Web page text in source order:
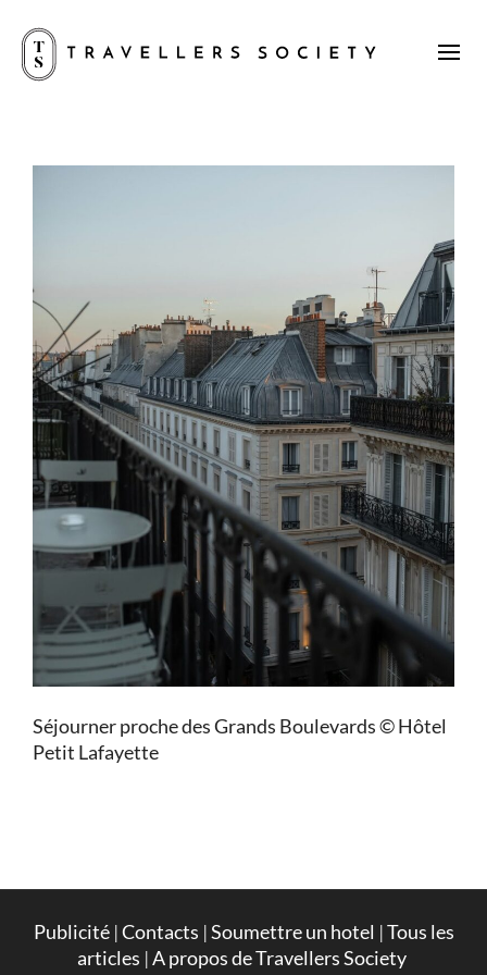
Séjourner proche des Grands Boulevards © Hôtel
Petit Lafayette
Publicité|Contacts |Soumettre un hotel |Tous les
articles |A propos de Travellers Society